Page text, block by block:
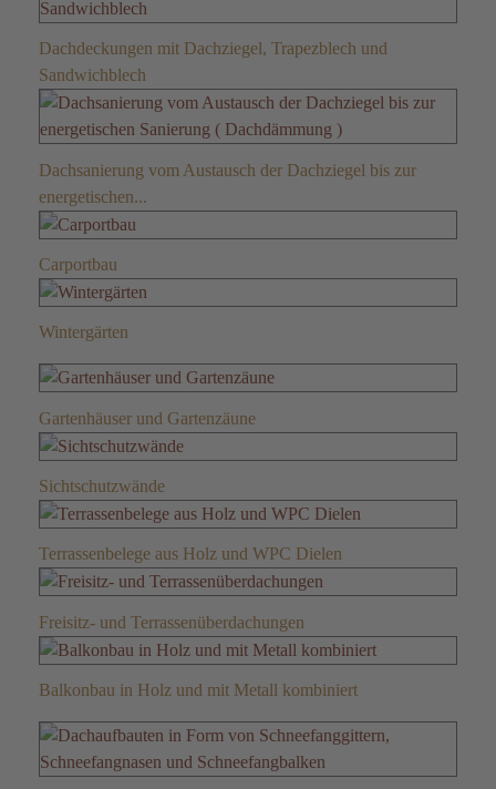
Dachdeckungen mit Dachziegel, Trapezblech und
Sandwichblech
Dachsanierung vom Austausch der Dachziegel bis zur
energetischen...
Carportbau
Wintergärten
Gartenhäuser und Gartenzäune
Sichtschutzwände
Terrassenbelege aus Holz und WPC Dielen
Freisitz- und Terrassenüberdachungen
Balkonbau in Holz und mit Metall kombiniert